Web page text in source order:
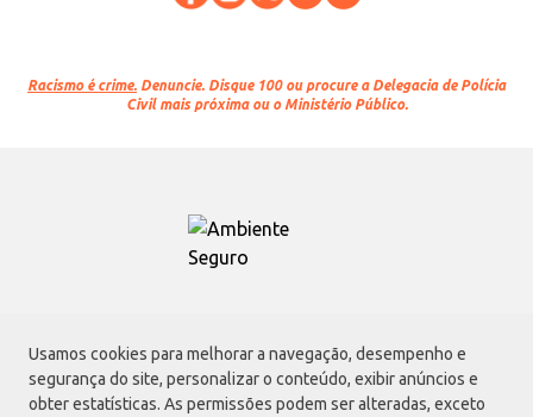
Usamos cookies para melhorar a navegação, desempenho e
segurança do site, personalizar o conteúdo, exibir anúncios e
obter estatísticas. As permissões podem ser alteradas, exceto
Racismo é crime. Denuncie. Disque 100 ou procure a Delegacia de Polícia
Civil mais próxima ou o Ministério Público.
Atacadão S.A.
Avenida Morvan Dias de Figueiredo, 6169, Vila Maria, São Paulo - SP | CEP
02170-901 | CNPJ: 75.315.333/0001-09